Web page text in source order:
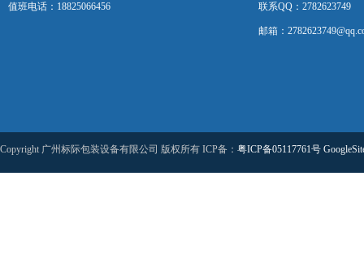
值班电话：18825066456 联系QQ：2782623749
邮箱：
Copyright 广州标际包装设备有限公司 版权所有 ICP备： 粤ICP备05117761号